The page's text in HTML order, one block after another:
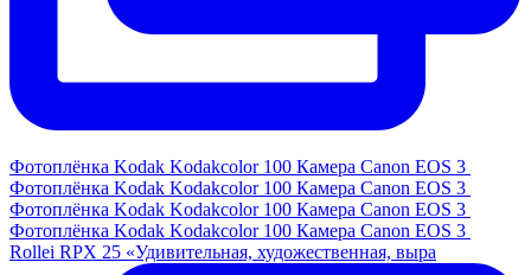
Фотоплёнка Kodak Kodakcolor 100 Камера Canon EOS 3
Фотоплёнка Kodak Kodakcolor 100 Камера Canon EOS 3
Фотоплёнка Kodak Kodakcolor 100 Камера Canon EOS 3
Фотоплёнка Kodak Kodakcolor 100 Камера Canon EOS 3
Rollei RPX 25 «Удивительная, художественная, выра